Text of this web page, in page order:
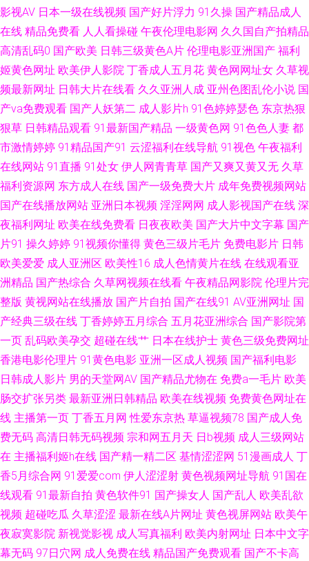
机视频影院 在线免费观看毛片基地 91秒拍视频福利 91网站快播传媒 亚洲欧
洲综合日韩精品 91豆花网页跳转 av草逼网 亚洲色图网址 手机一级h迷奸系
列 91AV福利导航 亚洲三级网络黄色片 色婷亚洲天堂 91成人青青草婷婷 影
音先锋av站 色司机APP导航 国产伪娘系列正在播放 av成人免费观看看 黑人
综合欧美第一第二第三 www亚洲国产精品 国内自拍av 美女三级在线播放AV
导航亚洲99导航亚洲 午夜福利九洲 91AV福利在线 91伦理影院福利 91竹菊
国产熟女 国产av自拍资源网站 深夜免费网站 91次元免费视频 91人妻激情视
频 99导航亚洲 国产精品海角大神 久草福利在线观看 欧美另类日韩在线 先锋
Av中文区 91老湿机 91在线观看视频 国产ts在线视频 欧美操B 色蜜桃av免费
羞羞 夜间伦理欧美 91茄子看片 97电影院色 狼友福利社区 欧美性爱成人在线
91操com 91在线视频青 黄在线观看 欧美另类不卡 午夜剧场体验一分钟 91黑
人在线 91在线老司机青青草 美女网站在线观看 先锋影音av第一页 91少妇黑
丝在线观看 国产妓女一一二区三区 狼友aa 日韩干狠狠 亚洲成av人影院 91大
神免费在线 91视频在线免费观看 超碰98色主播放 韩国伦理片妈妈的朋友 欧
美久久区 深爱激情福利观影院 91大神手机在线观看 91探花系列在线观看 另
影视AV 日本一级在线视频 国产好片浮力 91久操 国产精品成人
在线 精品免费看 人人看操碰 午夜伦理电影网 久久国自产拍精品
高清乱码0 国产欧美 日韩三级黄色A片 伦理电影亚洲国产 福利
姬黄色网址 欧美伊人影院 丁香成人五月花 黄色网网址女 久草视
频最新网址 日韩大片在线看 久久亚洲人成 亚州色图乱伦小说 国
产va免费观看 国产人妖第二 成人影片h 91色婷婷瑟色 东京热狠
狠草 日韩精品观看 91最新国产精品 一级黄色网 91色色人妻 都
市激情婷婷 91精品国产91 云涩福利在线导航 91视色 午夜福利
在线网站 91直播 91处女 伊人网青青草 国产又爽又黄又无 久草
福利资源网 东方成人在线 国产一级免费大片 成年免费视频网站
国产在线播放网站 亚洲日本视频 淫淫网网 成人影视国产在线 深
夜福利网址 欧美在线免费看 日夜夜欧美 国产大片中文字幕 国产
片91 操久婷婷 91视频你懂得 黄色三级片毛片 免费电影片 日韩
欧美爱爱 成人亚洲区 欧美性16 成人色情黄片在线 在线观看亚
洲精品 国产热综合 久草网视频在线看 午夜精品网影院 伦理片完
整版 黄视网站在线播放 国产片自拍 国产在线91 AV亚洲网址 国
产经典三级在线 丁香婷婷五月综合 五月花亚洲综合 国产影院第
一页 乱码欧美孕交 超碰在线艹 日本在线护士 黄色三级免费网址
香港电影伦理片 91黄色电影 亚洲一区成人视频 国产福利电影
日韩成人影片 男的天堂网AV 国产精品尤物在 免费a一毛片 欧美
肠交扩张另类 最新亚洲日韩精品 欧美在线视频 免费黄色网址在
线 主播第一页 丁香五月网 性爱东京热 草逼视频78 国产成人免
费无码 高清日韩无码视频 宗和网五月天 日b视频 成人三级网站
在 主播福利姬h在线 国产精一精二区 基情涩涩网 51漫画成人 丁
香5月综合网 91爱爱com 伊人涩涩射 黄色视频网址导航 91国在
线观看 91最新自拍 黄色软件91 国产操女人 国产乱人 欧美乱欲
视频 超碰吃瓜 久草涩涩 最新在线A片网址 黄色视屏网站 欧美午
夜寂寞影院 新视觉影视 成人写真福利 欧美内射网址 日本中文字
幕无码 97日穴网 成人免费在线 精品国产免费观看 国产不卡高